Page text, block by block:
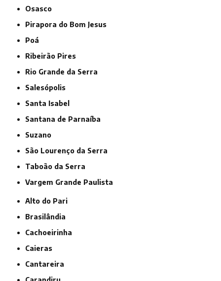
Osasco
Pirapora do Bom Jesus
Poá
Ribeirão Pires
Rio Grande da Serra
Salesópolis
Santa Isabel
Santana de Parnaíba
Suzano
São Lourenço da Serra
Taboão da Serra
Vargem Grande Paulista
Alto do Pari
Brasilândia
Cachoeirinha
Caieras
Cantareira